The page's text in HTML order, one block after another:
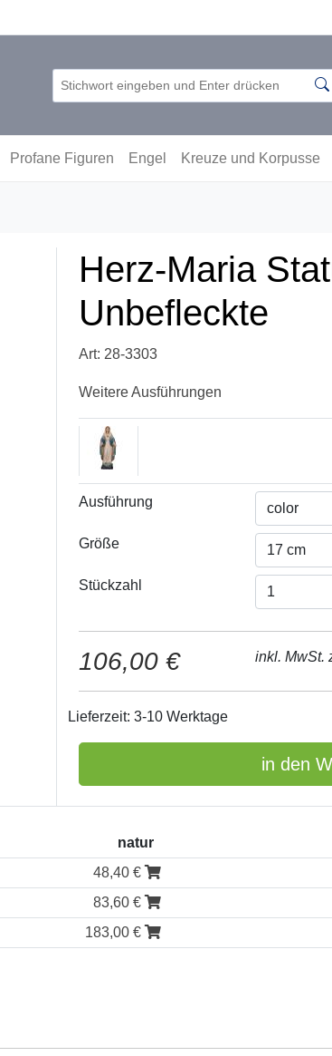
Profane Figuren Engel Kreuze und Korpusse
Herz-Maria
Unbefleckte
Art: 28-3303
Weitere Ausführungen
Ausführung
Größe
Stückzahl
106,00 € inkl. MwSt.
Lieferzeit: 3-10 Werktage
in den
natur
48,40 €
83,60 €
183,00 €